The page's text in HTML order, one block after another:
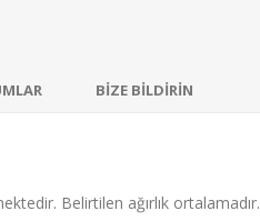
BİZE BİLDİRİN
Belirtilen ağırlık ortalamadır.